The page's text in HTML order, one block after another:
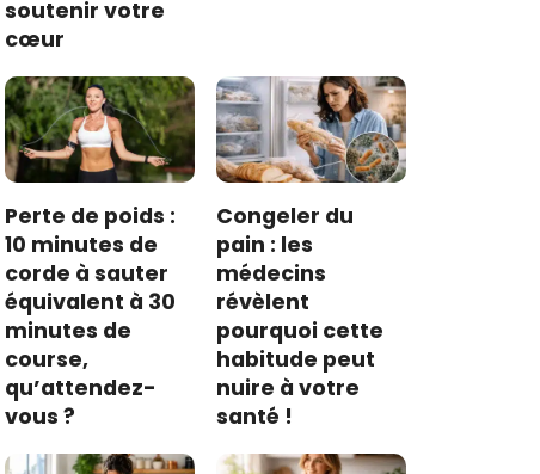
soutenir votre
cœur
Perte de poids :
10 minutes de
corde à sauter
équivalent à 30
minutes de
course,
qu’attendez-
vous ?
Congeler du
pain : les
médecins
révèlent
pourquoi cette
habitude peut
nuire à votre
santé !